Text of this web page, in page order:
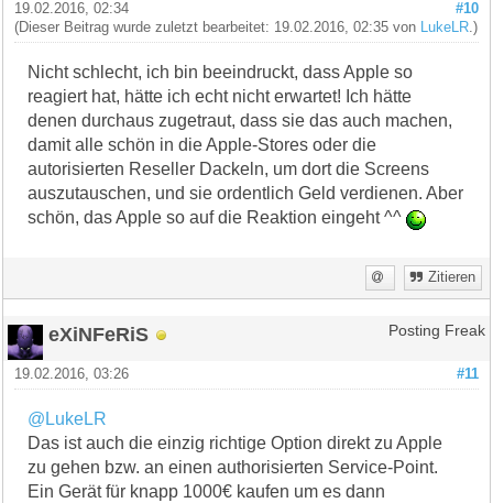
#10
19.02.2016, 02:34
(Dieser Beitrag wurde zuletzt bearbeitet: 19.02.2016, 02:35 von LukeLR.)
Nicht schlecht, ich bin beeindruckt, dass Apple so
reagiert hat, hätte ich echt nicht erwartet! Ich hätte
denen durchaus zugetraut, dass sie das auch machen,
damit alle schön in die Apple-Stores oder die
autorisierten Reseller Dackeln, um dort die Screens
auszutauschen, und sie ordentlich Geld verdienen. Aber
schön, das Apple so auf die Reaktion eingeht ^^
Zitieren
eXiNFeRiS Posting Freak
#11
19.02.2016, 03:26
@LukeLR
Das ist auch die einzig richtige Option direkt zu Apple
zu gehen bzw. an einen authorisierten Service-Point.
Ein Gerät für knapp 1000€ kaufen um es dann